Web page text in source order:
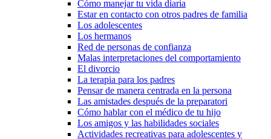
Cómo manejar tu vida diaria
Estar en contacto con otros padres de familia
Los adolescentes
Los hermanos
Red de personas de confianza
Malas interpretaciones del comportamiento
El divorcio
La terapia para los padres
Pensar de manera centrada en la persona
Las amistades después de la preparatori
Cómo hablar con el médico de tu hijo
Los amigos y las habilidades sociales
Actividades recreativas para adolescentes y